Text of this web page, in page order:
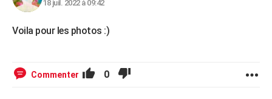
18 juil. 2022 à 09:42
Voila pour les photos :)
Commenter 0